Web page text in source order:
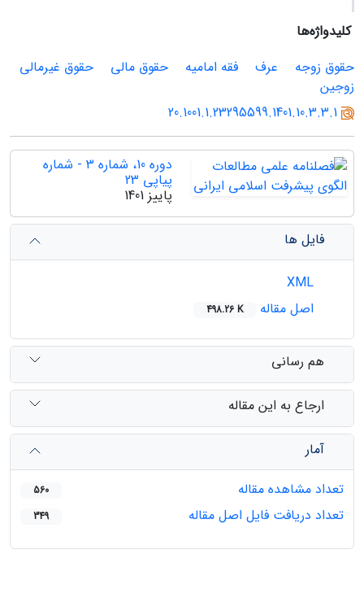
کلیدواژه‌ها
حقوق زوجه
عرف فقه امامیه حقوق مالی
حقوق غیرمالی
زوجین
20.1001.1.23295599.1401.10.3.3.1
دوره 10، شماره 3 - شماره
پیاپی 23
پاییز 1401
فایل ها
اصل مقاله
498.26 K
هم رسانی
ارجاع به این مقاله
آمار
تعداد مشاهده مقاله
560
تعداد دریافت فایل اصل مقاله 349